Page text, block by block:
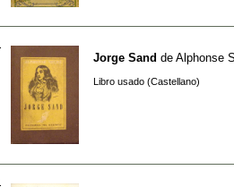
Jorge Sand de Alphonse
Libro usado (Castellano)